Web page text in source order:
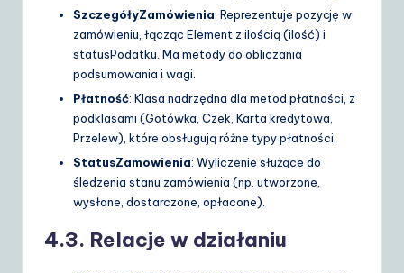
SzczegółyZamówienia: Reprezentuje pozycję w
zamówieniu, łącząc Element z ilością (ilość) i
statusPodatku . Ma metody do obliczania
podsumowania i wagi.
Płatność: Klasa nadrzędna dla metod płatności, z
podklasami (Gotówka Czek Karta kredytowa
Przelew), które obsługują różne typy płatności.
StatusZamowienia: Wyliczenie służące do
śledzenia stanu zamówienia (np. utworzone,
wysłane, dostarczone, opłacone).
4.3. Relacje w działaniu